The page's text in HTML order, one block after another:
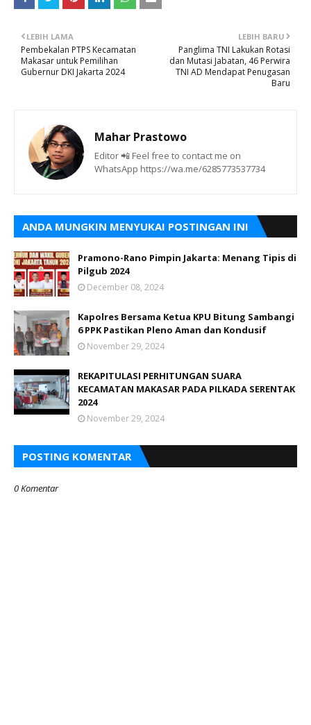
LEBIH BARU
Panglima TNI Lakukan Rotasi
dan Mutasi Jabatan, 46 Perwira
TNI AD Mendapat Penugasan
Baru
LEBIH LAMA
Pembekalan PTPS Kecamatan
Makasar untuk Pemilihan
Gubernur DKI Jakarta 2024
Mahar Prastowo
Editor 📲 Feel free to contact me on
WhatsApp https://wa.me/6285773537734
ANDA MUNGKIN MENYUKAI POSTINGAN INI
Pramono-Rano Pimpin Jakarta: Menang Tipis di
Pilgub 2024
December 08, 2024
Kapolres Bersama Ketua KPU Bitung Sambangi
6 PPK Pastikan Pleno Aman dan Kondusif
November 29, 2024
REKAPITULASI PERHITUNGAN SUARA
KECAMATAN MAKASAR PADA PILKADA SERENTAK
2024
November 29, 2024
POSTING KOMENTAR
0 Komentar